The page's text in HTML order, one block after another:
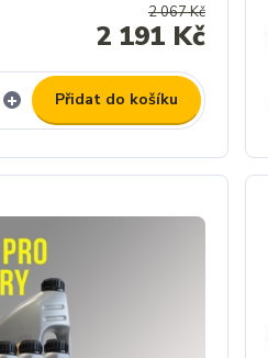
2 067 Kč
2 191 Kč
Přidat do košíku